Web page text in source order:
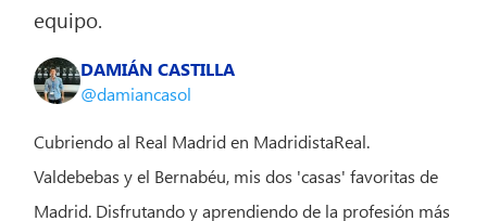
equipo.
DAMIÁN CASTILLA
@damiancasol
Cubriendo al Real Madrid en MadridistaReal.
Valdebebas y el Bernabéu, mis dos 'casas' favoritas de
Madrid. Disfrutando y aprendiendo de la profesión más